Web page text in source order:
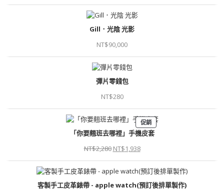
Gill．光陰 光影
NT$90,000
彈片零錢包
NT$280
促銷
「你要翹班去哪裡」手機皮套
NT$2,280 NT$1,938
客製手工皮革錶帶 - apple watch(預訂後排單製作)